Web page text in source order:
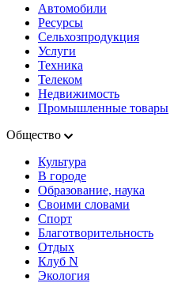
Автомобили
Ресурсы
Сельхозпродукция
Услуги
Техника
Телеком
Недвижимость
Промышленные товары
Общество
Культура
В городе
Образование, наука
Своими словами
Спорт
Благотворительность
Отдых
Клуб N
Экология